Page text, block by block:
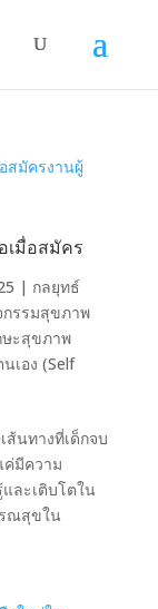
เมื่อสมัคร
| กลยุทธ์
รรมสุขภาพ
ะสุขภาพ
เอง (Self
นทางที่เด็กจบ
ค่มีความ
ละเติบโตใน
ณสุขใน